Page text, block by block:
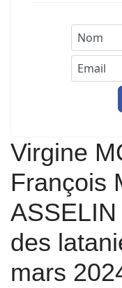
Virgine
François
des
mars